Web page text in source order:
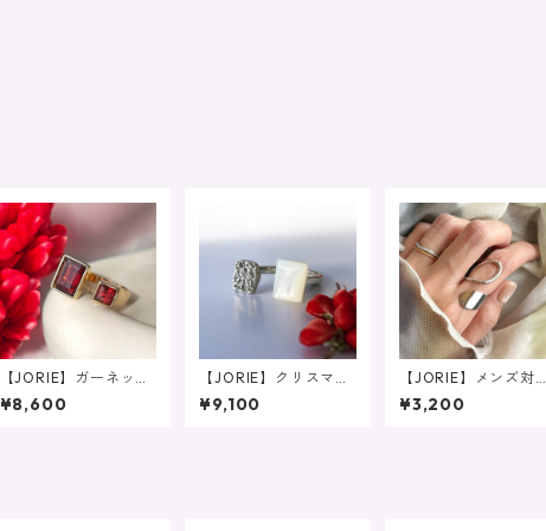
【JORIE】ガーネット
の真紅フォークリン
グ 大粒 1月誕生石
¥8,600
【JORIE】クリスマス
の夜に❤️マザーオブパ
ール×ドゥルージーア
¥9,100
【JORIE】メンズ対応
❤️ステンレス サイズ
フリーの大人のニュア
¥3,200